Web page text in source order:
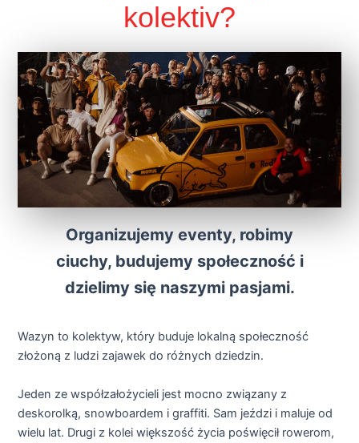
kolektiv?
Organizujemy eventy, robimy
ciuchy, budujemy społeczność i
dzielimy się naszymi pasjami.
Wazyn to kolektyw, który buduje lokalną społeczność
złożoną z ludzi zajawek do różnych dziedzin.
Jeden ze współzałożycieli jest mocno związany z
deskorolką, snowboardem i graffiti. Sam jeździ i maluje od
wielu lat. Drugi z kolei większość życia poświęcił rowerom,